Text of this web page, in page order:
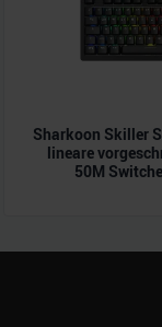
Sharkoon Skiller
lineare
50M